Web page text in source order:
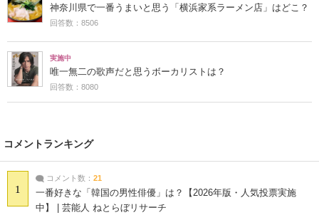
神奈川県で一番うまいと思う「横浜家系ラーメン店」はどこ？
回答数：8506
実施中
唯一無二の歌声だと思うボーカリストは？
回答数：8080
コメントランキング
1
コメント数： 21
一番好きな「韓国の男性俳優」は？【2026年版・人気投票実施
中】 | 芸能人 ねとらぼリサーチ